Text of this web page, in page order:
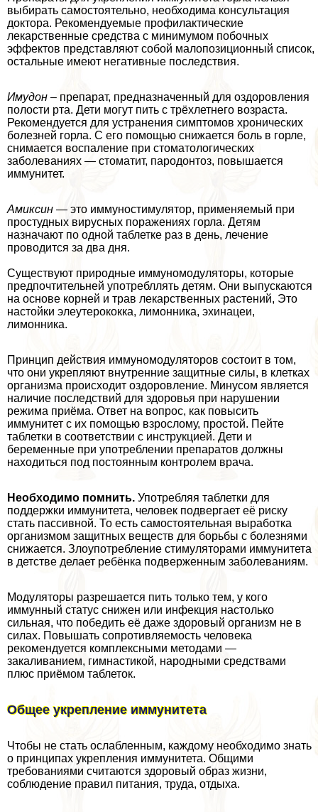
выбирать самостоятельно, необходима консультация
доктора. Рекомендуемые профилактические
лекарственные средства с минимумом побочных
эффектов представляют собой малопозиционный список,
остальные имеют негативные последствия.
Имудон – препарат, предназначенный для оздоровления
полости рта. Дети могут пить с трёхлетнего возраста.
Рекомендуется для устранения симптомов хронических
болезней горла. С его помощью снижается боль в горле,
снимается воспаление при стоматологических
заболеваниях — стоматит, пародонтоз, повышается
иммунитет.
Амиксин — это иммуностимулятор, применяемый при
простудных вирусных поражениях горла. Детям
назначают по одной таблетке раз в день, лечение
проводится за два дня.
Существуют природные иммуномодуляторы, которые
предпочтительней употрeбллять детям. Они выпускаются
на основе корней и трав лекарственных растений, Это
настойки элеутерококка, лимонника, эхинацеи,
лимонника.
Принцип действия иммуномодуляторов состоит в том,
что они укрепляют внутренние защитные силы, в клетках
организма происходит оздоровление. Минусом является
наличие последствий для здоровья при нарушении
режима приёма. Ответ на вопрос, как повысить
иммунитет с их помощью взрослому, простой. Пейте
таблетки в соответствии с инструкцией. Дети и
беременные при употрeблении препаратов должны
находиться под постоянным контролем врача.
Необходимо помнить. Употрeбляя таблетки для
поддержки иммунитета, человек подвергает её риску
стать пассивной. То есть самостоятельная выработка
организмом защитных веществ для борьбы с болезнями
снижается. Злоупотрeбление стимуляторами иммунитета
в детстве делает ребёнка подверженным заболеваниям.
Модуляторы разрешается пить только тем, у кого
иммунный статус снижен или инфекция настолько
сильная, что победить её даже здоровый организм не в
силах. Повышать сопротивляемость человека
рекомендуется комплексными методами —
закаливанием, гимнастикой, народными средствами
плюс приёмом таблеток.
Общее укрепление иммунитета
Чтобы не стать ослабленным, каждому необходимо знать
о принципах укрепления иммунитета. Общими
требованиями считаются здоровый образ жизни,
соблюдение правил питания, труда, отдыха.